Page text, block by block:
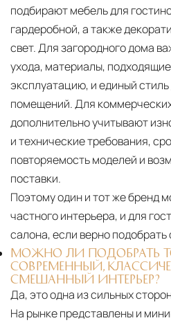
подбирают мебель для
гардеробной, а также
свет. Для загородного дома
ухода, материалы,
эксплуатацию, и единый
помещений. Для
дополнительно учитывают
и технические требования,
повторяемость моделей и
поставки.
Поэтому один и тот же бренд
частного интерьера, и для
салона, если верно
МОЖНО ЛИ ПОДОБРАТЬ
СОВРЕМЕННЫЙ,
СМЕШАННЫЙ ИНТЕРЬЕР?
Да, это одна из сильных
На рынке представлены и